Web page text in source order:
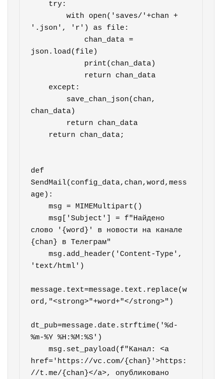
        with open('saves/'+chan +
'.json', 'r') as file:
json.load(file)
chan_data)
def
SendMail(config_data,chan,word,mess
age):
    msg = MIMEMultipart()
    msg['Subject'] = f"Найдено
слово '{word}' в новости на канале
{chan} в Телеграм"
    msg.add_header('Content-Type',
'text/html')
message.text=message.text.replace(w
ord,"<strong>"+word+"</strong>")
dt_pub=message.date.strftime('%d-
%m-%Y %H:%M:%S')
    msg.set_payload(f"Канал: <a
href='https://vc.com/{chan}'>https:
//t.me/{chan}</a>, опубликовано